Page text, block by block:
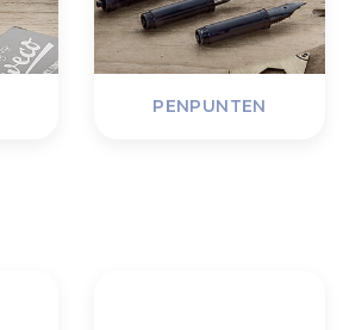
PENPUNTEN